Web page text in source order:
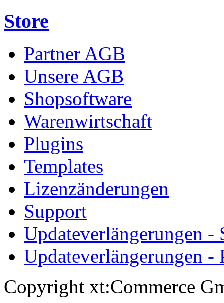
Store
Partner AGB
Unsere AGB
Shopsoftware
Warenwirtschaft
Plugins
Templates
Lizenzänderungen
Support
Updateverlängerungen -
Updateverlängerungen -
Copyright xt:Commerce